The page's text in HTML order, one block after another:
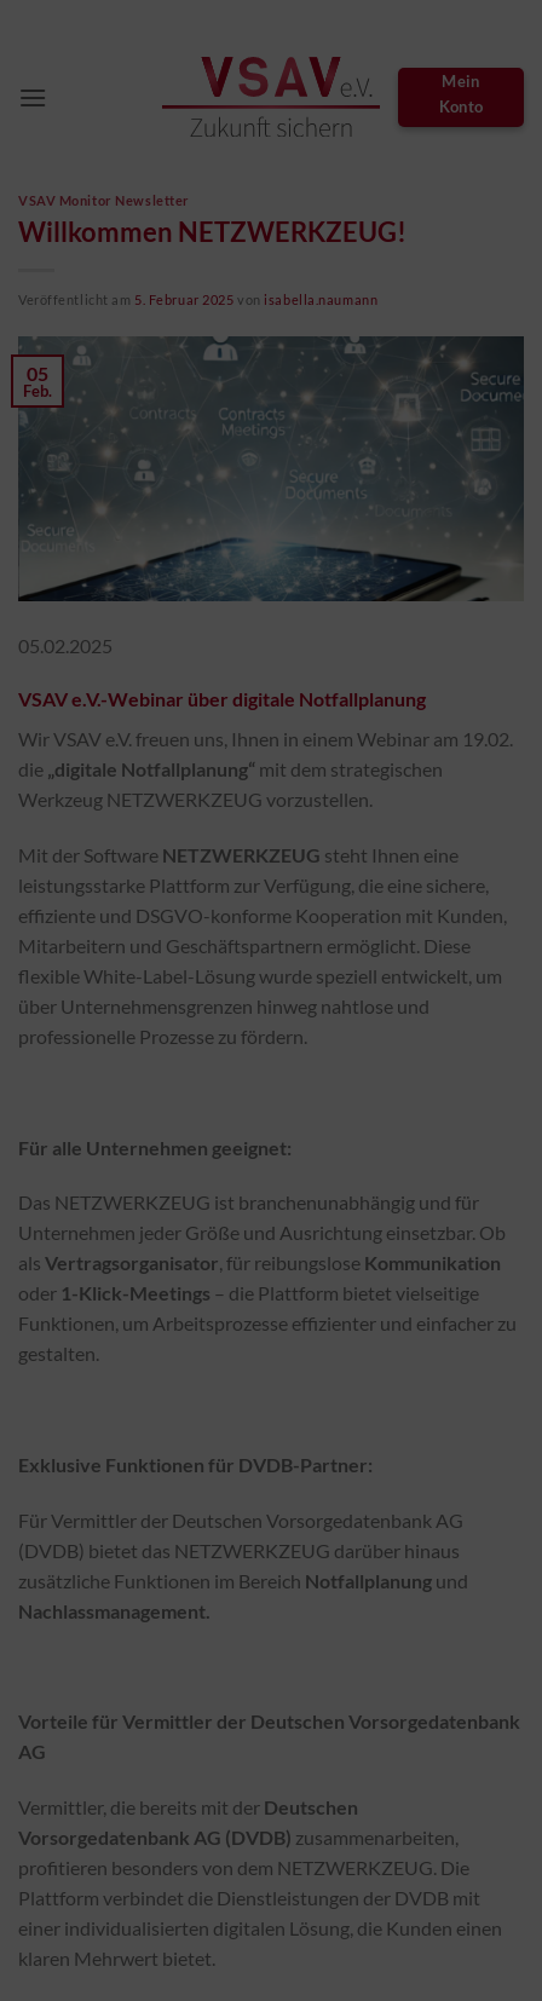
Mein
Konto
VSAV Monitor Newsletter
Willkommen NETZWERKZEUG!
Veröffentlicht am 5. Februar 2025 von isabella.naumann
05
Feb.
05.02.2025
VSAV e.V.-Webinar über digitale Notfallplanung
Wir VSAV e.V. freuen uns, Ihnen in einem Webinar am 19.02.
die „digitale Notfallplanung“ mit dem strategischen
Werkzeug NETZWERKZEUG vorzustellen.
Mit der Software NETZWERKZEUG steht Ihnen eine
leistungsstarke Plattform zur Verfügung, die eine sichere,
effiziente und DSGVO-konforme Kooperation mit Kunden,
Mitarbeitern und Geschäftspartnern ermöglicht. Diese
flexible White-Label-Lösung wurde speziell entwickelt, um
über Unternehmensgrenzen hinweg nahtlose und
professionelle Prozesse zu fördern.
Für alle Unternehmen geeignet:
Das NETZWERKZEUG ist branchenunabhängig und für
Unternehmen jeder Größe und Ausrichtung einsetzbar. Ob
als Vertragsorganisator, für reibungslose Kommunikation
oder 1-Klick-Meetings – die Plattform bietet vielseitige
Funktionen, um Arbeitsprozesse effizienter und einfacher zu
gestalten.
Exklusive Funktionen für DVDB-Partner:
Für Vermittler der Deutschen Vorsorgedatenbank AG
(DVDB) bietet das NETZWERKZEUG darüber hinaus
zusätzliche Funktionen im Bereich Notfallplanung und
Nachlassmanagement.
Vorteile für Vermittler der Deutschen Vorsorgedatenbank
AG
Vermittler, die bereits mit der Deutschen
Vorsorgedatenbank AG (DVDB) zusammenarbeiten,
profitieren besonders von dem NETZWERKZEUG. Die
Plattform verbindet die Dienstleistungen der DVDB mit
einer individualisierten digitalen Lösung, die Kunden einen
klaren Mehrwert bietet.